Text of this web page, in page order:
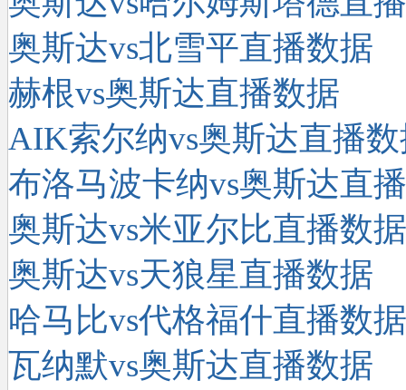
奥斯达vs北雪平直播数据
赫根vs奥斯达直播数据
AIK索尔纳vs奥斯达直播
布洛马波卡纳vs奥斯达直
奥斯达vs米亚尔比直播数据
奥斯达vs天狼星直播数据
哈马比vs代格福什直播数据
瓦纳默vs奥斯达直播数据